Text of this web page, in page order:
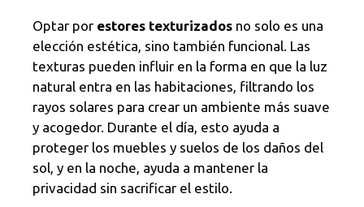
Optar por estores texturizados no solo es una
elección estética, sino también funcional. Las
texturas pueden influir en la forma en que la luz
natural entra en las habitaciones, filtrando los
rayos solares para crear un ambiente más suave
y acogedor. Durante el día, esto ayuda a
proteger los muebles y suelos de los daños del
sol, y en la noche, ayuda a mantener la
privacidad sin sacrificar el estilo.